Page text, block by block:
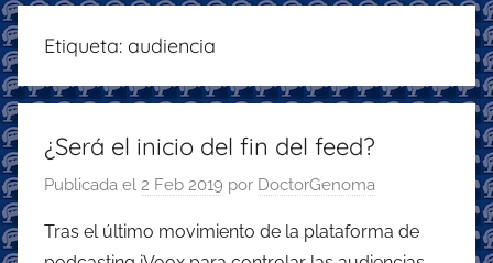
del
podcasting
recomendaciones
disfrutar
podcastfera
Etiqueta: audiencia
¿Será el inicio del fin del feed?
Publicada el 2 Feb 2019 por DoctorGenoma
Tras el último movimiento de la plataforma de